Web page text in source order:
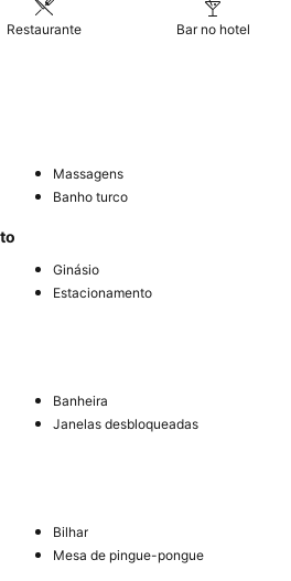
Restaurante Bar no hotel
Massagens
Banho turco
Ginásio
Estacionamento
Banheira
Janelas desbloqueadas
Bilhar
Mesa de pingue-pongue